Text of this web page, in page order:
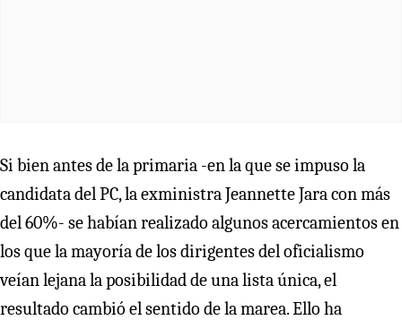
Si bien antes de la primaria -en la que se impuso la
candidata del PC, la exministra Jeannette Jara con más
del 60%- se habían realizado algunos acercamientos en
los que la mayoría de los dirigentes del oficialismo
veían lejana la posibilidad de una lista única, el
resultado cambió el sentido de la marea. Ello ha